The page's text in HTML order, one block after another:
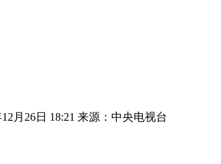
月26日 18:21 来源：中央电视台